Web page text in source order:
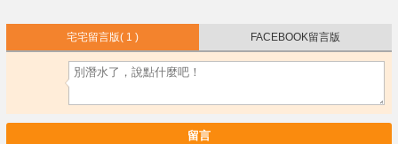
宅宅留言版( 1 ) FACEBOOK留言版
留言